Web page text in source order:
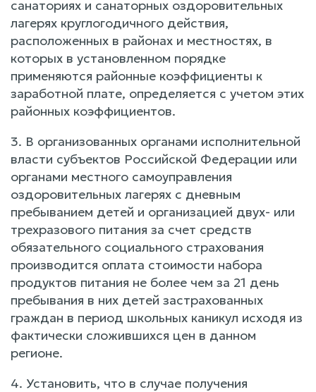
санаториях и санаторных оздоровительных
лагерях круглогодичного действия,
расположенных в районах и местностях, в
которых в установленном порядке
применяются районные коэффициенты к
заработной плате, определяется с учетом этих
районных коэффициентов.
3. В организованных органами исполнительной
власти субъектов Российской Федерации или
органами местного самоуправления
оздоровительных лагерях с дневным
пребыванием детей и организацией двух- или
трехразового питания за счет средств
обязательного социального страхования
производится оплата стоимости набора
продуктов питания не более чем за 21 день
пребывания в них детей застрахованных
граждан в период школьных каникул исходя из
фактически сложившихся цен в данном
регионе.
4. Установить, что в случае получения